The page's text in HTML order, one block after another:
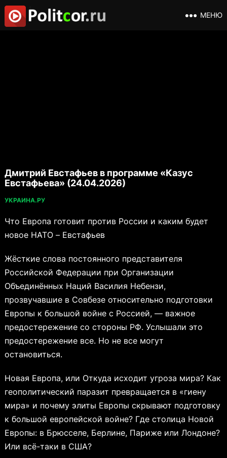
МЕНЮ
Дмитрий Евстафьев в программе «Казус
Евстафьева» (24.04.2026)
УКРАИНА.РУ
Что Европа готовит против России и каким будет
новое НАТО – Евстафьев
Жёсткие слова постоянного представителя
Российской Федерации при Организации
Объединённых Наций Василия Небензи,
прозвучавшие в Совбезе относительно подготовки
Европы к большой войне с Россией, — важное
предостережение со стороны РФ. Услышали это
предостережение все. Но не все могут
остановиться.
Новая Европа, или Откуда исходит угроза мира? Как
геополитический паразит превращается в «гиену
мира» и почему элиты Европы скрывают подготовку
к большой европейской войне? Где столица Новой
Европы: в Брюсселе, Берлине, Париже или Лондоне?
Или всё-таки в США?